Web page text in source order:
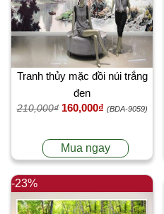
Tranh thủy mặc đồi núi trắng
đen
210,000₫ 160,000₫ (BDA-9059)
Mua ngay
-23%